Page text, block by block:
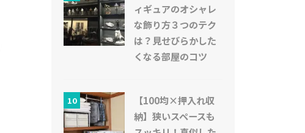
ィギュアのオシャレ
な飾り方３つのテク
は？見せびらかした
くなる部屋のコツ
10
【100均×押入れ収
納】狭いスペースも